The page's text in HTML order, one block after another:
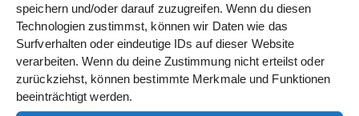
speichern und/oder darauf zuzugreifen. Wenn du diesen
Technologien zustimmst, können wir Daten wie das
Surfverhalten oder eindeutige IDs auf dieser Website
verarbeiten. Wenn du deine Zustimmung nicht erteilst oder
zurückziehst, können bestimmte Merkmale und Funktionen
beeinträchtigt werden.
Die Steuerung des Stromerzeugers ist in einem
Aggregateschaltschrank eingebaut und ausgelegt für
den manuellen Start. Optionsmöglichkeiten für den
automatischen Notstrombetrieb können Sie unter
anderem dem passenden Zubehör entnehmen. Gerne